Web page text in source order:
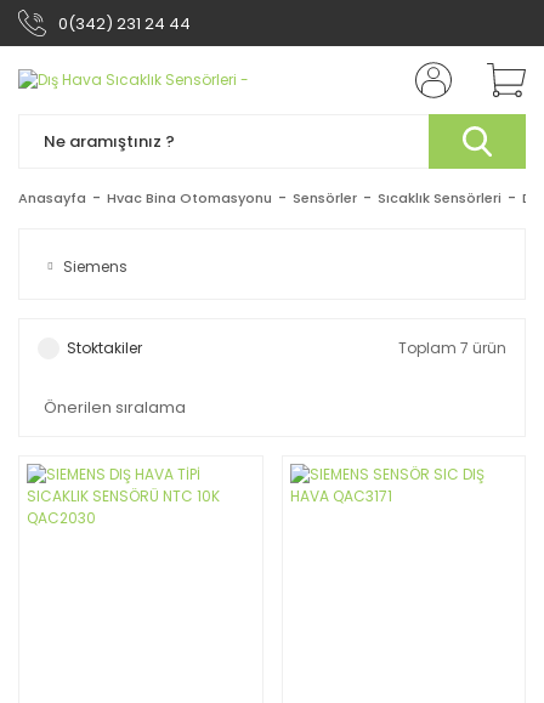
0(342) 231 24 44
Anasayfa Hvac Bina Otomasyonu Sensörler Sıcaklık Sensörleri
Siemens
Stoktakiler Toplam 7 ürün